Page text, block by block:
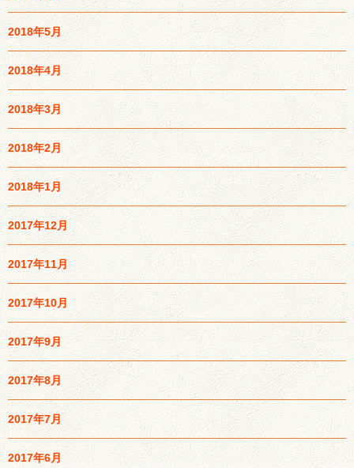
2018年5月
2018年4月
2018年3月
2018年2月
2018年1月
2017年12月
2017年11月
2017年10月
2017年9月
2017年8月
2017年7月
2017年6月